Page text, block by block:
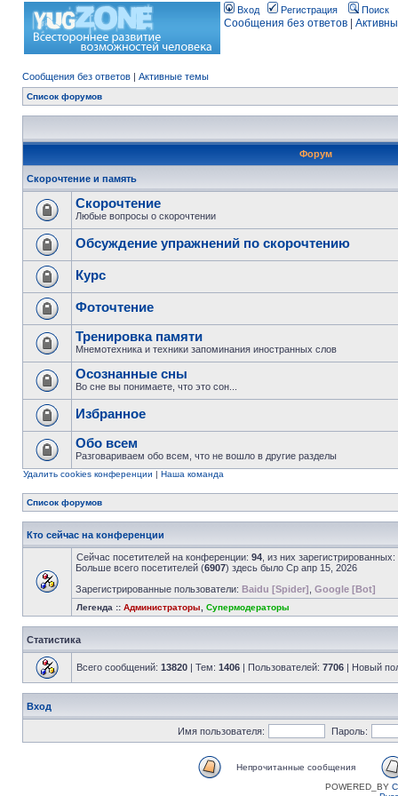
Вход Регистрация Поиск
Сообщения без ответов
Сообщения без ответов | Активные темы
Список форумов
Форум
Скорочтение и память
Скорочтение
Любые вопросы о скорочтении
Обсуждение упражнений по скорочтению
Курс
Фоточтение
Тренировка памяти
Мнемотехника и техники запоминания иностранных слов
Осознанные сны
Во сне вы понимаете, что это сон...
Избранное
Обо всем
Разговариваем обо всем, что не вошло в другие разделы
Удалить cookies конференции | Наша команда
Список форумов
Кто сейчас на конференции
Сейчас посетителей на конференции: 94 , из них
Больше всего посетителей (6907) здесь было Ср апр 15, 2026
Зарегистрированные пользователи: Baidu [Spider] Google [Bot]
Легенда :: Администраторы Супермодераторы
Статистика
Всего сообщений: 13820 | Тем: 1406 | Пользователей: 7706 | Новый
Вход
Имя пользователя: Пароль:
Непрочитанные сообщения
POWERED_BY